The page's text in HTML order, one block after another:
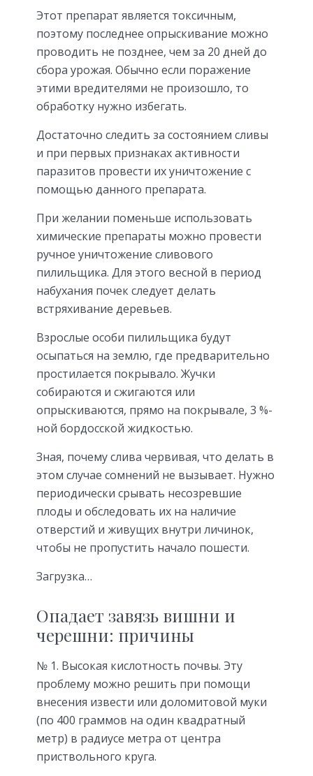
Этот препарат является токсичным,
поэтому последнее опрыскивание можно
проводить не позднее, чем за 20 дней до
сбора урожая. Обычно если поражение
этими вредителями не произошло, то
обработку нужно избегать.
Достаточно следить за состоянием сливы
и при первых признаках активности
паразитов провести их уничтожение с
помощью данного препарата.
При желании поменьше использовать
химические препараты можно провести
ручное уничтожение сливового
пилильщика. Для этого весной в период
набухания почек следует делать
встряхивание деревьев.
Взрослые особи пилильщика будут
осыпаться на землю, где предварительно
простилается покрывало. Жучки
собираются и сжигаются или
опрыскиваются, прямо на покрывале, 3 %-
ной бордосской жидкостью.
Зная, почему слива червивая, что делать в
этом случае сомнений не вызывает. Нужно
периодически срывать несозревшие
плоды и обследовать их на наличие
отверстий и живущих внутри личинок,
чтобы не пропустить начало пошести.
Загрузка…
Опадает завязь вишни и
черешни: причины
№ 1. Высокая кислотность почвы. Эту
проблему можно решить при помощи
внесения извести или доломитовой муки
(по 400 граммов на один квадратный
метр) в радиусе метра от центра
приствольного круга.